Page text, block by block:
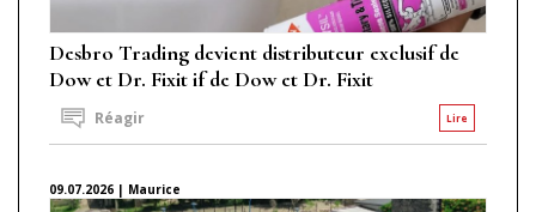
Desbro Trading devient distributeur exclusif de
Dow et Dr. Fixit if de Dow et Dr. Fixit
Lire
Réagir
09.07.2026 | Maurice